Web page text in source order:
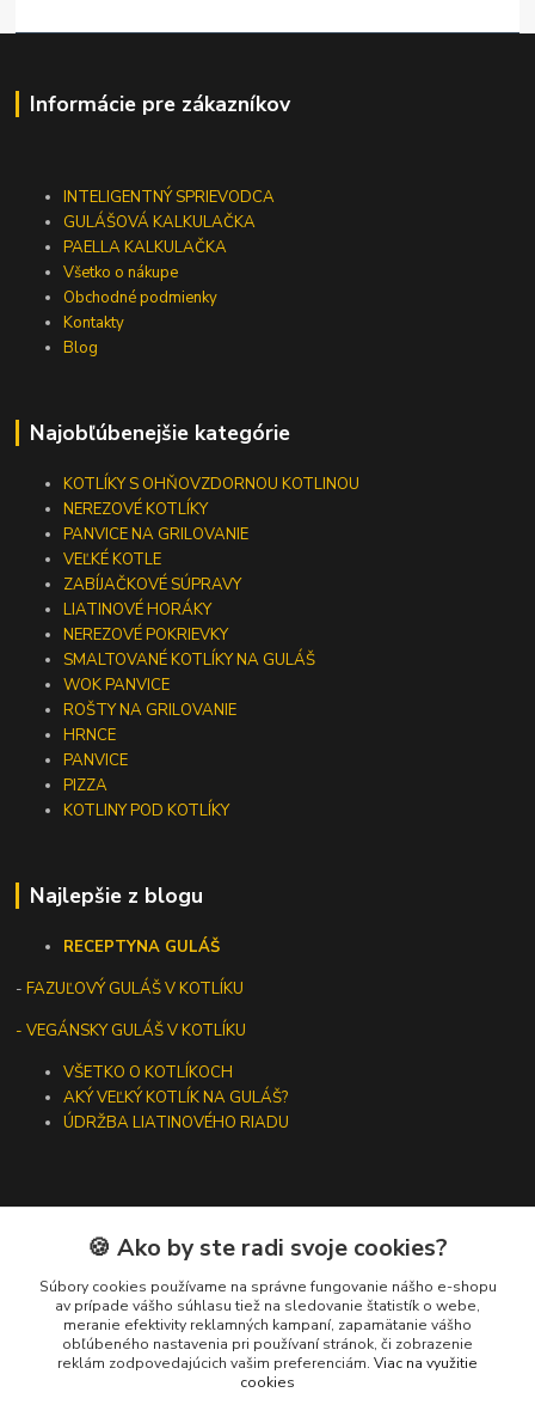
Informácie pre zákazníkov
INTELIGENTNÝ SPRIEVODCA
GULÁŠOVÁ KALKULAČKA
PAELLA KALKULAČKA
Všetko o nákupe
Obchodné podmienky
Kontakty
Blog
Najobľúbenejšie kategórie
KOTLÍKY S OHŇOVZDORNOU KOTLINOU
NEREZOVÉ KOTLÍKY
PANVICE NA GRILOVANIE
VEĽKÉ KOTLE
ZABÍJAČKOVÉ SÚPRAVY
LIATINOVÉ HORÁKY
NEREZOVÉ POKRIEVKY
SMALTOVANÉ KOTLÍKY NA GULÁŠ
WOK PANVICE
ROŠTY NA GRILOVANIE
HRNCE
PANVICE
PIZZA
KOTLINY POD KOTLÍKY
Najlepšie z blogu
RECEPTYNA GULÁŠ
-FAZUĽOVÝ GULÁŠ V KOTLÍKU
- VEGÁNSKY GULÁŠ V KOTLÍKU
VŠETKO O KOTLÍKOCH
AKÝ VEĽKÝ KOTLÍK NA GULÁŠ?
ÚDRŽBA LIATINOVÉHO RIADU
Kontakty
+421 919 275 553
(Po-Pia, 10-13 hod.)
ikotliky@ikotliky.sk
🍪 Ako by ste radi svoje cookies?
Súbory cookies používame na správne fungovanie nášho e-shopu
av prípade vášho súhlasu tiež na sledovanie štatistík o webe,
meranie efektivity reklamných kampaní, zapamätanie vášho
obľúbeného nastavenia pri používaní stránok, či zobrazenie
reklám zodpovedajúcich vašim preferenciám. Viac na využitie
cookies